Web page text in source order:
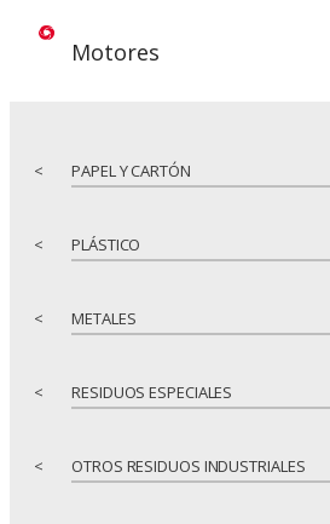
Motores
< PAPEL Y CARTÓN
< PLÁSTICO
< METALES
< RESIDUOS ESPECIALES
< OTROS RESIDUOS INDUSTRIALES